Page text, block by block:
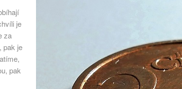
je
za
pak je
pak